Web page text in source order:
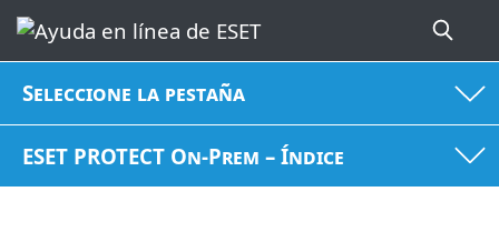
Seleccione la pestaña
ESET PROTECT On-Prem – Índice